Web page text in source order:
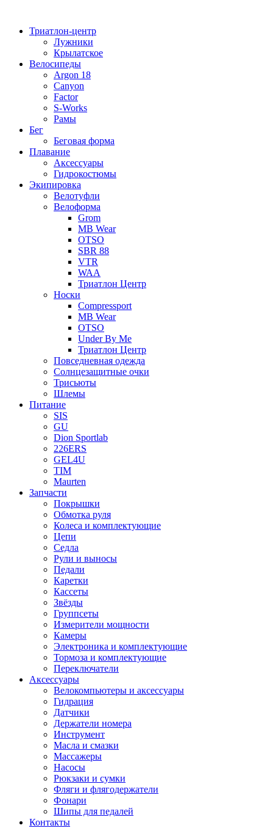
содержимому
Триатлон-центр
Лужники
Крылатское
Велосипеды
Argon 18
Canyon
Factor
S-Works
Рамы
Бег
Беговая форма
Плавание
Аксессуары
Гидрокостюмы
Экипировка
Велотуфли
Велоформа
Grom
MB Wear
OTSO
SBR 88
VTR
WAA
Триатлон Центр
Носки
Compressport
MB Wear
OTSO
Under By Me
Триатлон Центр
Повседневная одежда
Солнцезащитные очки
Трисьюты
Шлемы
Питание
SIS
GU
Dion Sportlab
226ERS
GEL4U
TIM
Maurten
Запчасти
Покрышки
Обмотка руля
Колеса и комплектующие
Цепи
Седла
Рули и выносы
Педали
Каретки
Кассеты
Звёзды
Группсеты
Измерители мощности
Камеры
Электроника и комплектующие
Тормоза и комплектующие
Переключатели
Аксессуары
Велокомпьютеры и аксессуары
Гидрация
Датчики
Держатели номера
Инструмент
Масла и смазки
Массажеры
Насосы
Рюкзаки и сумки
Фляги и флягодержатели
Фонари
Шипы для педалей
Контакты